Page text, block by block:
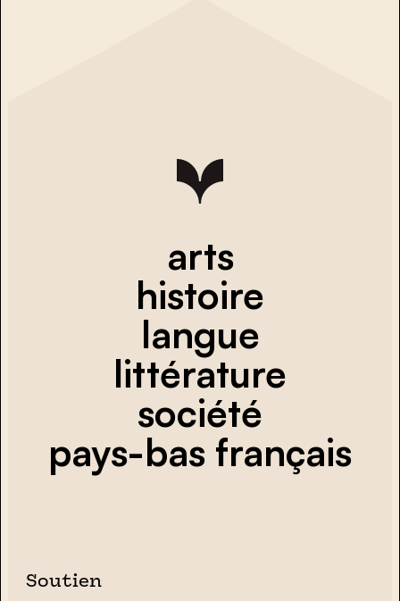
arts
histoire
langue
littérature
société
pays-bas français
Soutien